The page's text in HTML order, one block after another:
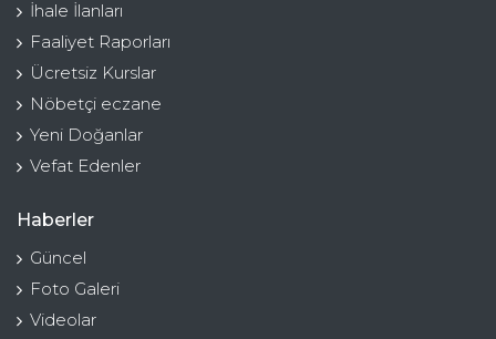
İhale İlanları
Faaliyet Raporları
Ücretsiz Kurslar
Nöbetçi eczane
Yeni Doğanlar
Vefat Edenler
Haberler
Güncel
Foto Galeri
Videolar